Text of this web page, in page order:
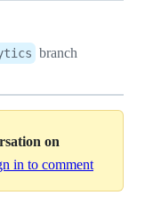
branch
on
in to comment